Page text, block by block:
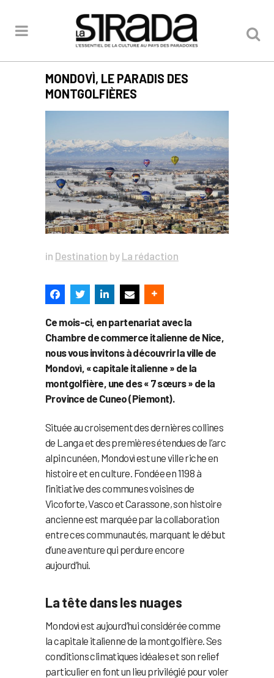
MONDOVÌ, LE PARADIS DES
MONTGOLFIÈRES
in Destination by La rédaction
Ce mois-ci, en partenariat avec la
Chambre de commerce italienne de Nice,
nous vous invitons à découvrir la ville de
Mondovì, « capitale italienne » de la
montgolfière, une des « 7 sœurs » de la
Province de Cuneo (Piemont).
Située au croisement des dernières collines
de Langa et des premières étendues de l’arc
alpin cunéen, Mondovì est une ville riche en
histoire et en culture. Fondée en 1198 à
l’initiative des communes voisines de
Vicoforte, Vasco et Carassone, son histoire
ancienne est marquée par la collaboration
entre ces communautés, marquant le début
d’une aventure qui perdure encore
aujourd’hui.
La tête dans les nuages
Mondovì est aujourd’hui considérée comme
la capitale italienne de la montgolfière. Ses
conditions climatiques idéales et son relief
particulier en font un lieu privilégié pour voler